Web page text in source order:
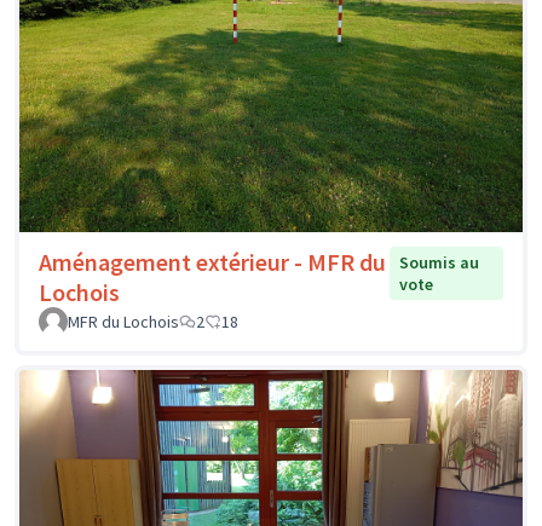
Aménagement extérieur - MFR du
Lochois
Soumis au
vote
MFR du Lochois
2 18